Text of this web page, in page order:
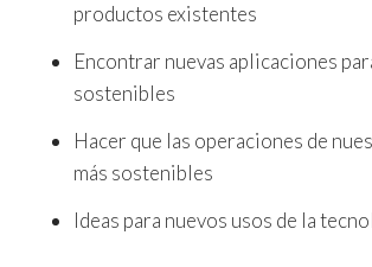
productos existentes
Encontrar nuevas aplicaciones
sostenibles
Hacer que las operaciones de
más sostenibles
Ideas para nuevos usos de la